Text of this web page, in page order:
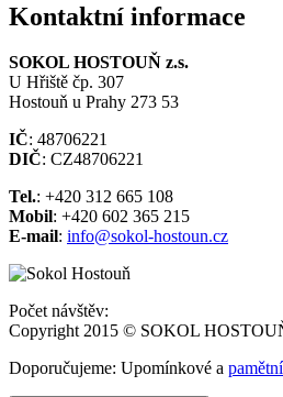
Kontaktní informace
SOKOL HOSTOUŇ z.s.
U Hřiště čp. 307
Hostouň u Prahy 273 53
IČ: 48706221
DIČ: CZ48706221
Tel.: +420 312 665 108
Mobil: +420 602 365 215
E-mail: info@sokol-hostoun.cz
Počet návštěv:
Copyright 2015 © SOKOL
Doporučujeme: Upomínkové a